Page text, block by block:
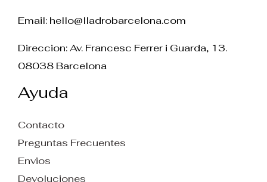
Email: hello@lladrobarcelona.com
Direccion: Av. Francesc Ferrer i Guarda, 13.
08038 Barcelona
Ayuda
Contacto
Preguntas Frecuentes
Envios
Devoluciones